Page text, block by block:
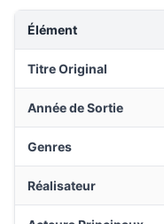
Élément
Titre Original
Année de Sortie
Genres
Réalisateur